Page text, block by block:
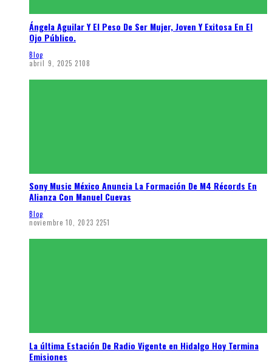
Ángela Aguilar Y El Peso De Ser Mujer, Joven Y Exitosa En El
Ojo Público.
Blog
abril 9, 2025 2108
Sony Music México Anuncia La Formación De M4 Récords En
Alianza Con Manuel Cuevas
Blog
noviembre 10, 2023 2251
La última Estación De Radio Vigente en Hidalgo Hoy Termina
Emisiones